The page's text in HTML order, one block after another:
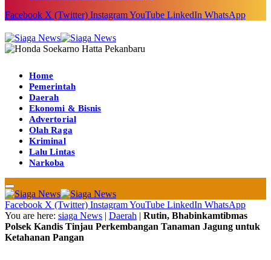
Facebook X (Twitter) InstagramYouTube LinkedIn WhatsApp
Home
Pemerintah
Daerah
Ekonomi & Bisnis
Advertorial
Olah Raga
Kriminal
Lalu Lintas
Narkoba
Facebook X (Twitter) InstagramYouTube LinkedIn WhatsApp
You are here: siaga News | Daerah | Rutin, Bhabinkamtibmas
Polsek Kandis Tinjau Perkembangan Tanaman Jagung untuk
Ketahanan Pangan